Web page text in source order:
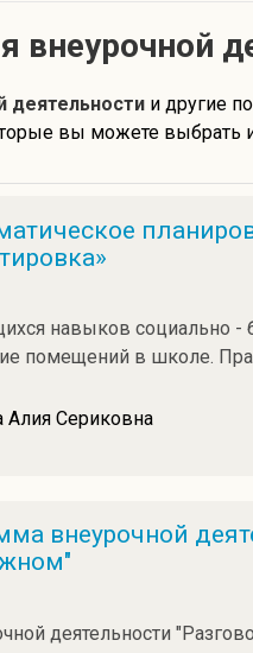
внеурочной
деятельности и другие
вы можете выбрать
навыков социально
помещений в школе.
Сериковна
внеурочной
деятельности